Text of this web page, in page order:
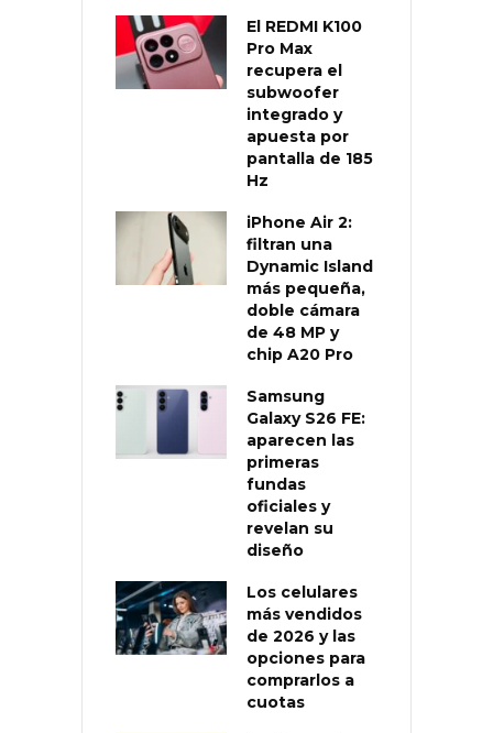
El REDMI K100
Pro Max
recupera el
subwoofer
integrado y
apuesta por
pantalla de 185
Hz
iPhone Air 2:
filtran una
Dynamic Island
más pequeña,
doble cámara
de 48 MP y
chip A20 Pro
Samsung
Galaxy S26 FE:
aparecen las
primeras
fundas
oficiales y
revelan su
diseño
Los celulares
más vendidos
de 2026 y las
opciones para
comprarlos a
cuotas